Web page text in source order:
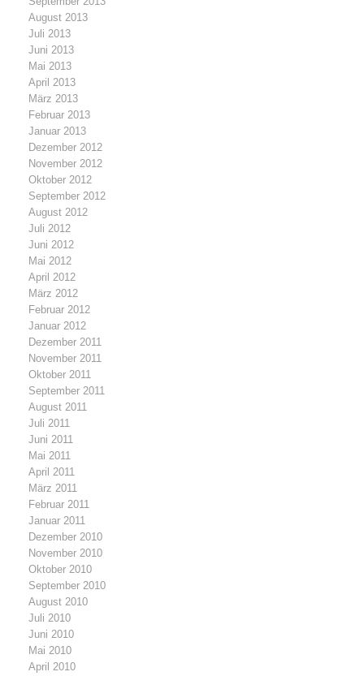
August 2013
Juli 2013
Juni 2013
Mai 2013
April 2013
März 2013
Februar 2013
Januar 2013
Dezember 2012
November 2012
Oktober 2012
September 2012
August 2012
Juli 2012
Juni 2012
Mai 2012
April 2012
März 2012
Februar 2012
Januar 2012
Dezember 2011
November 2011
Oktober 2011
September 2011
August 2011
Juli 2011
Juni 2011
Mai 2011
April 2011
März 2011
Februar 2011
Januar 2011
Dezember 2010
November 2010
Oktober 2010
September 2010
August 2010
Juli 2010
Juni 2010
Mai 2010
April 2010